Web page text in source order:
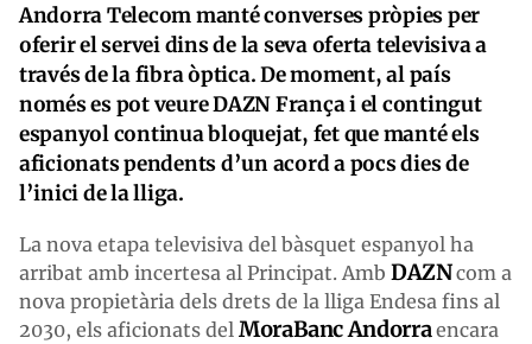
Andorra Telecom manté converses pròpies per
oferir el servei dins de la seva oferta televisiva a
través de la fibra òptica. De moment, al país
només es pot veure DAZN França i el contingut
espanyol continua bloquejat, fet que manté els
aficionats pendents d’un acord a pocs dies de
l’inici de la lliga.
La nova etapa televisiva del bàsquet espanyol ha
arribat amb incertesa al Principat. Amb DAZNcom a
nova propietària dels drets de la lliga Endesa fins al
2030, els aficionats del MoraBanc Andorraencara